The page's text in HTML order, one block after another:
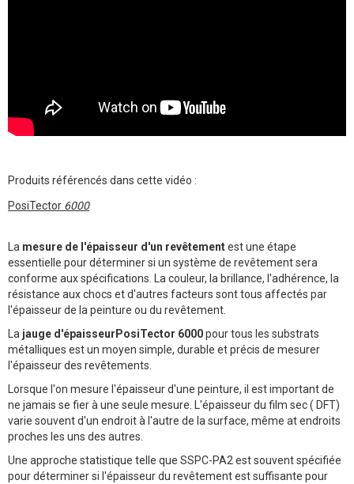
Produits référencés dans cette vidéo :
PosiTector 6000
La mesure de l'épaisseur d'un revêtementest une étape
essentielle pour déterminer si un système de revêtement sera
conforme aux spécifications. La couleur, la brillance, l'adhérence, la
résistance aux chocs et d'autres facteurs sont tous affectés par
l'épaisseur de la peinture ou du revêtement.
La jauge d'épaisseurPosiTector 6000pour tous les substrats
métalliques est un moyen simple, durable et précis de mesurer
l'épaisseur des revêtements.
Lorsque l'on mesure l'épaisseur d'une peinture, il est important de
ne jamais se fier à une seule mesure. L'épaisseur du film sec ( DFT)
varie souvent d'un endroit à l'autre de la surface, même at endroits
proches les uns des autres.
Une approche statistique telle que SSPC-PA2 est souvent spécifiée
pour déterminer si l'épaisseur du revêtement est suffisante pour